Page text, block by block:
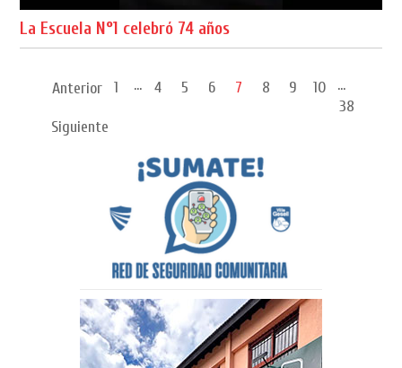
La Escuela N°1 celebró 74 años
Anterior 1 ... 4 5 6 7 8 9 10
...
38
Siguiente